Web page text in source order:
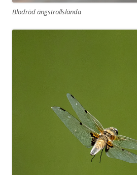
Blodröd ängstrollslända